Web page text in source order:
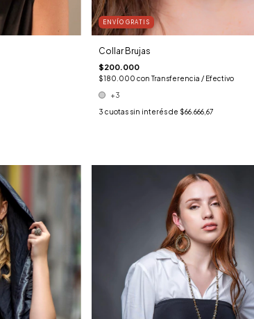
ENVÍO GRATIS
Collar Brujas
$200.000
$180.000 con Transferencia / Efectivo
+3
3 cuotas sin interés de $66.666,67